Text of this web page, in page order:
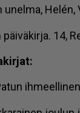
unel­ma, Helén,
14,